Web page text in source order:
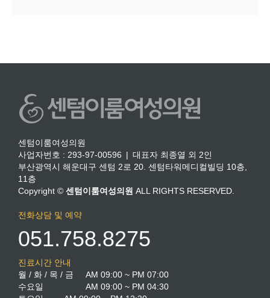
센텀이룸여성의원
사업자번호 : 293-97-00596 | 대표자 최종열 외 2인
부산광역시 해운대구 센텀 2로 20. 센텀타워메디컬빌딩 10층,
11층
Copyright © 센텀이룸여성의원 ALL RIGHTS RESERVED.
전화상담 및 예약
051.758.8275
진료시간 안내
월 / 화 / 목 / 금
AM 09:00 ~ PM 07:00
수요일
AM 09:00 ~ PM 04:30